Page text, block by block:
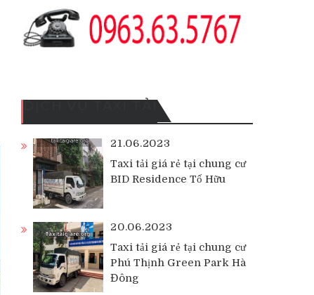
21.06.2023
Taxi tải giá rẻ tại chung cư
BID Residence Tố Hữu
20.06.2023
Taxi tải giá rẻ tại chung cư
Phú Thịnh Green Park Hà
Đông